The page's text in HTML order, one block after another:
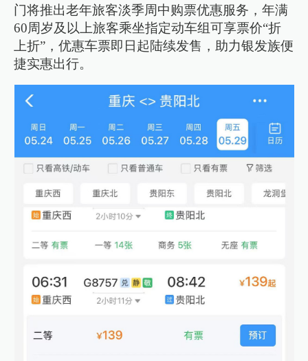
门将推出老年旅客淡季周中购票优惠服务，年满
60周岁及以上旅客乘坐指定动车组可享票价“折
上折”，优惠车票即日起陆续发售，助力银发族便
捷实惠出行。